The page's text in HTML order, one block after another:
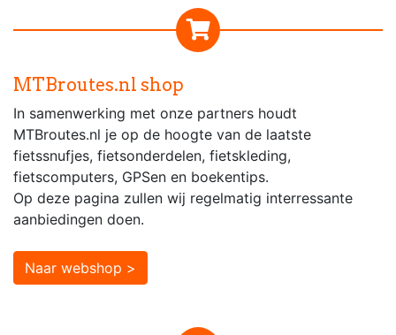
MTBroutes.nl shop
In samenwerking met onze partners houdt
MTBroutes.nl je op de hoogte van de laatste
fietssnufjes, fietsonderdelen, fietskleding,
fietscomputers, GPSen en boekentips.
Op deze pagina zullen wij regelmatig interressante
aanbiedingen doen.
Naar webshop >